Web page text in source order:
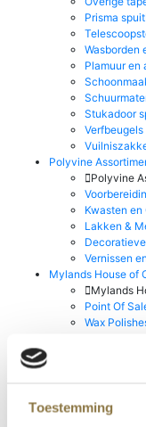
Toestemming
Prisma
Wasborden
Plamuur en
Stukadoor
Polyvine
Polyvine
Kwasten en
Lakken &
Vernissen
Mylands House of
Mylands
Point Of
Wax
Producten
Prochemko